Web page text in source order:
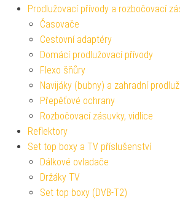
Prodlužovací přívody a rozbočovací
Časovače
Cestovní adaptéry
Domácí prodlužovací přívody
Flexo šňůry
Navijáky (bubny) a zahradní
Přepěťové ochrany
Rozbočovací zásuvky, vidlice
Reflektory
Set top boxy a TV příslušenství
Dálkové ovladače
Držáky TV
Set top boxy (DVB-T2)